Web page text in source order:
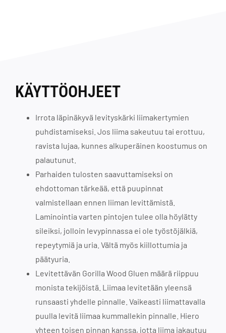
KÄYTTÖOHJEET
Irrota läpinäkyvä levityskärki liimakertymien
puhdistamiseksi. Jos liima sakeutuu tai erottuu,
ravista lujaa, kunnes alkuperäinen koostumus on
palautunut.
Parhaiden tulosten saavuttamiseksi on
ehdottoman tärkeää, että puupinnat
valmistellaan ennen liiman levittämistä.
Laminointia varten pintojen tulee olla höylätty
sileiksi, jolloin levypinnassa ei ole työstöjälkiä,
repeytymiä ja uria. Vältä myös kiillottumia ja
päätyuria.
Levitettävän Gorilla Wood Gluen määrä riippuu
monista tekijöistä. Liimaa levitetään yleensä
runsaasti yhdelle pinnalle. Vaikeasti liimattavalla
puulla levitä liimaa kummallekin pinnalle. Hiero
yhteen toisen pinnan kanssa, jotta liima jakautuu